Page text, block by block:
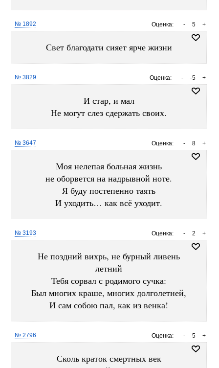
Оценка: +
5
-
№ 1892
Свет благодати сияет ярче жизни
Оценка: +
-5
-
№ 3829
И стар, и мал
Не могут слез сдержать своих.
Оценка: +
8
-
№ 3647
Моя нелепая больная жизнь
не оборвется на надрывной ноте.
Я буду постепенно таять
И уходить… как всё уходит.
Оценка: +
2
-
№ 3193
Не поздний вихрь, не бурный ливень
летний
Тебя сорвал с родимого сучка:
Был многих краше, многих долголетней,
И сам собою пал, как из венка!
Оценка: +
5
-
№ 2796
Сколь краток смертных век